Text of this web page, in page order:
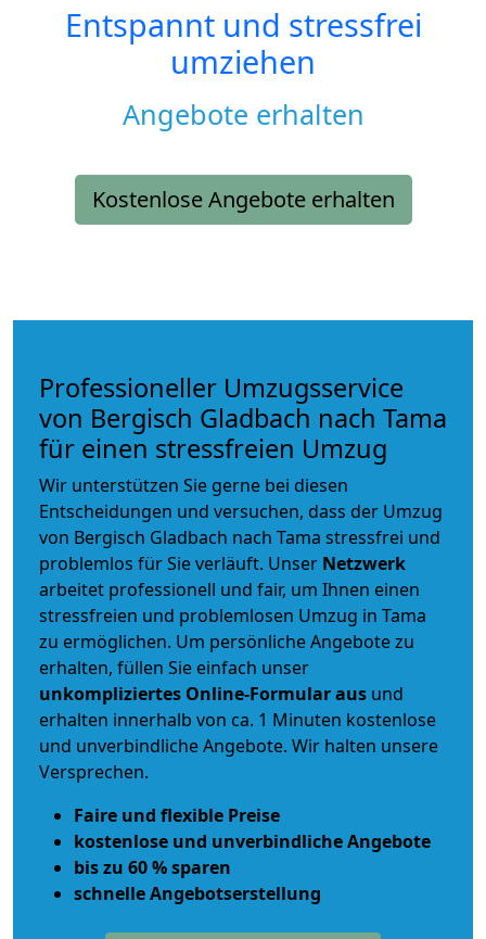
Entspannt und stressfrei
umziehen
Angebote erhalten
Kostenlose Angebote erhalten
Professioneller Umzugsservice
von Bergisch Gladbach nach Tama
für einen stressfreien Umzug
Wir unterstützen Sie gerne bei diesen
Entscheidungen und versuchen, dass der Umzug
von Bergisch Gladbach nach Tama stressfrei und
problemlos für Sie verläuft. Unser Netzwerk
arbeitet professionell und fair, um Ihnen einen
stressfreien und problemlosen Umzug in Tama
zu ermöglichen. Um persönliche Angebote zu
erhalten, füllen Sie einfach unser
unkompliziertes Online-Formular aus und
erhalten innerhalb von ca. 1 Minuten kostenlose
und unverbindliche Angebote. Wir halten unsere
Versprechen.
Faire und flexible Preise
kostenlose und unverbindliche Angebote
bis zu 60 % sparen
schnelle Angebotserstellung